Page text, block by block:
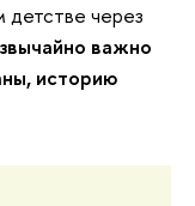
детстве через
важно
историю